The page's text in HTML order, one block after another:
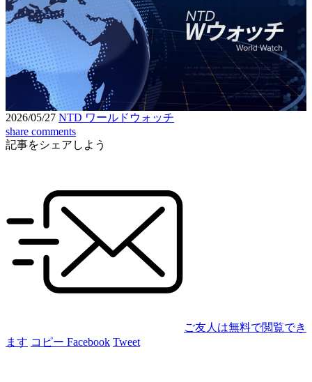
Unmute
Loaded
6.74%
Settings
seconds
Seek
10
seconds
2026/05/27 NTD ワールドウォッチ
share comments
記事をシェアしよう
ご友人は無料で閲覧でき
ます コピー Facebook Tweet